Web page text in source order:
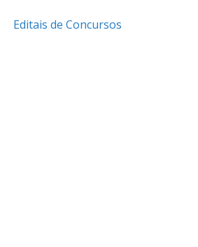
Editais de Concursos